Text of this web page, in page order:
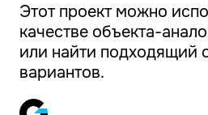
Этот проект можно
качестве объекта-
или найти подходящий
вариантов.